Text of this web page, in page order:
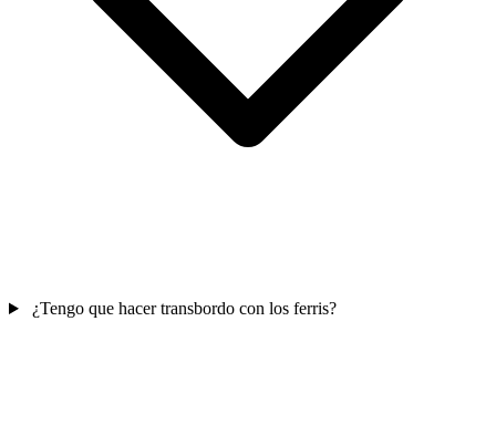
¿Tengo que hacer transbordo con los ferris?